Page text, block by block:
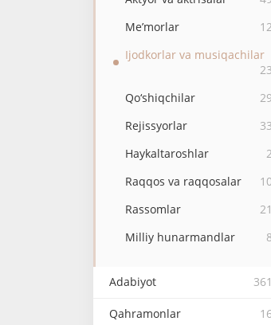
Me’morlar
12
Ijodkorlar va musiqachilar
23
Qo‘shiqchilar
29
Rejissyorlar
33
Haykaltaroshlar
2
Raqqos va raqqosalar
10
Rassomlar
21
Milliy hunarmandlar
8
Adabiyot 361
Qahramonlar 16